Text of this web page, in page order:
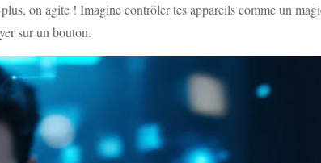
on agite ! Imagine contrôler tes appareils comme un
sur un bouton.